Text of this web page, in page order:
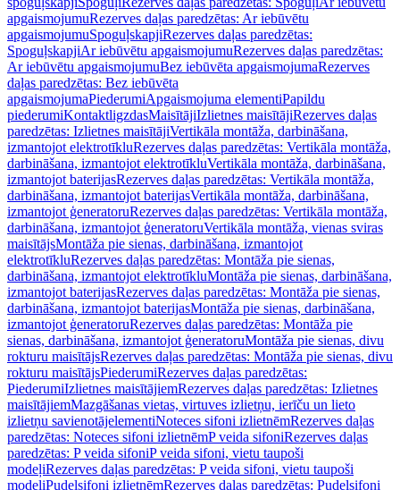
apgaismojumuRezerves daļas paredzētas: Ar iebūvētu
apgaismojumuSpoguļskapjiRezerves daļas paredzētas:
SpoguļskapjiAr iebūvētu apgaismojumuRezerves daļas paredzētas:
Ar iebūvētu apgaismojumuBez iebūvēta apgaismojumaRezerves
daļas paredzētas: Bez iebūvēta
apgaismojumaPiederumiApgaismojuma elementiPapildu
piederumiKontaktligzdasMaisītājiIzlietnes maisītājiRezerves daļas
paredzētas: Izlietnes maisītājiVertikāla montāža, darbināšana,
izmantojot elektrotīkluRezerves daļas paredzētas: Vertikāla montāža,
darbināšana, izmantojot elektrotīkluVertikāla montāža, darbināšana,
izmantojot baterijasRezerves daļas paredzētas: Vertikāla montāža,
darbināšana, izmantojot baterijasVertikāla montāža, darbināšana,
izmantojot ģeneratoruRezerves daļas paredzētas: Vertikāla montāža,
darbināšana, izmantojot ģeneratoruVertikāla montāža, vienas sviras
maisītājsMontāža pie sienas, darbināšana, izmantojot
elektrotīkluRezerves daļas paredzētas: Montāža pie sienas,
darbināšana, izmantojot elektrotīkluMontāža pie sienas, darbināšana,
izmantojot baterijasRezerves daļas paredzētas: Montāža pie sienas,
darbināšana, izmantojot baterijasMontāža pie sienas, darbināšana,
izmantojot ģeneratoruRezerves daļas paredzētas: Montāža pie
sienas, darbināšana, izmantojot ģeneratoruMontāža pie sienas, divu
rokturu maisītājsRezerves daļas paredzētas: Montāža pie sienas, divu
rokturu maisītājsPiederumiRezerves daļas paredzētas:
PiederumiIzlietnes maisītājiemRezerves daļas paredzētas: Izlietnes
maisītājiemMazgāšanas vietas, virtuves izlietņu, ierīču un lieto
izlietņu savienotājelementiNoteces sifoni izlietnēmRezerves daļas
paredzētas: Noteces sifoni izlietnēmP veida sifoniRezerves daļas
paredzētas: P veida sifoniP veida sifoni, vietu taupoši
modeļiRezerves daļas paredzētas: P veida sifoni, vietu taupoši
modeļiPudeļsifoni izlietnēmRezerves daļas paredzētas: Pudeļsifoni